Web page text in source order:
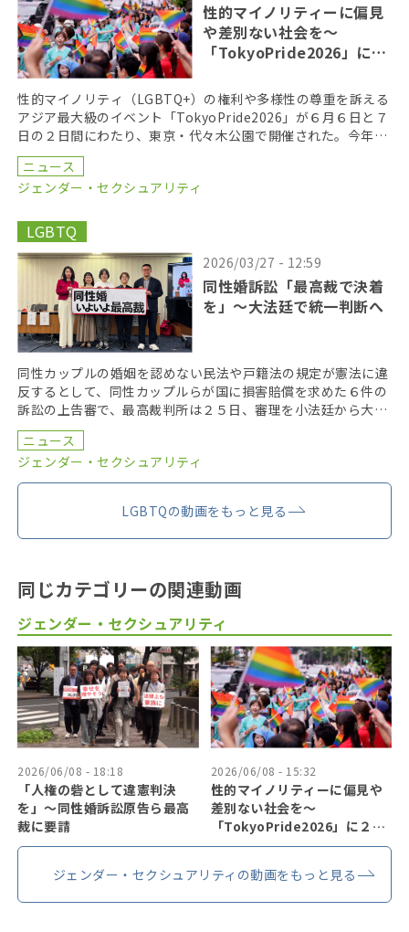
性的マイノリティーに偏見
や差別ない社会を〜
「TokyoPride2026」に２
性的マイノリティ（LGBTQ+）の権利や多様性の尊重を訴える
アジア最大級のイベント「TokyoPride2026」が６月６日と７
日の２日間にわたり、東京・代々木公園で開催された。今年の
テーマは、「多様性と平等がひらく未来 […]
ニュース
ジェンダー・セクシュアリティ
LGBTQ
2026/03/27 - 12:59
同性婚訴訟「最高裁で決着
を」〜大法廷で統一判断へ
同性カップルの婚姻を認めない民法や戸籍法の規定が憲法に違
反するとして、同性カップルらが国に損害賠償を求めた６件の
訴訟の上告審で、最高裁判所は２５日、審理を小法廷から大法
廷に移すことを決定した。早ければ、２０２６年度内に口 […]
ニュース
ジェンダー・セクシュアリティ
LGBTQの動画をもっと見る
同じカテゴリーの関連動画
ジェンダー・セクシュアリティ
2026/06/08 - 18:18
「人権の砦として違憲判決
を」〜同性婚訴訟原告ら最高
裁に要請
2026/06/08 - 15:32
性的マイノリティーに偏見や
差別ない社会を〜
「TokyoPride2026」に２７
万人
ジェンダー・セクシュアリティの動画をもっと見る